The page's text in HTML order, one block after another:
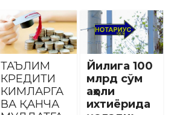
ТАЪЛИМ
КРЕДИТИ
КИМЛАРГА
ВА ҚАНЧА
Йилига 100
млрд сўм
аҳоли
ихтиёрида